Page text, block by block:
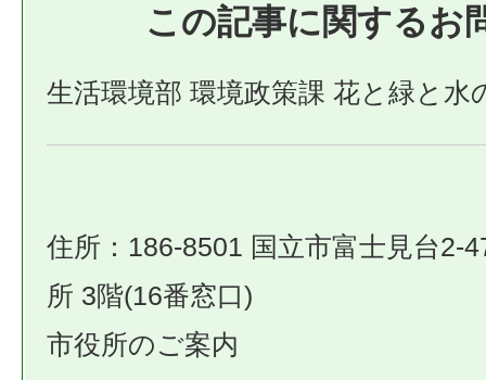
この記事に関するお
生活環境部 環境政策課 花と緑と水
住所：186-8501 国立市富士見台2-
所 3階(16番窓口)
市役所のご案内